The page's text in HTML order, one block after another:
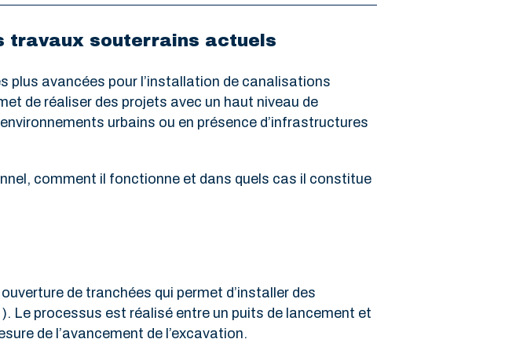
travaux souterrains actuels
plus avancées pour l’installation de canalisations
de réaliser des projets avec un haut niveau de
urbains ou en présence d’infrastructures
comment il fonctionne et dans quels cas il constitue
de tranchées qui permet d’installer des
Le processus est réalisé entre un puits de lancement et
de l’avancement de l’excavation.